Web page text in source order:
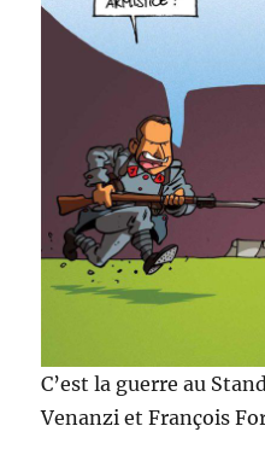
C’est la guerre au
Venanzi et François